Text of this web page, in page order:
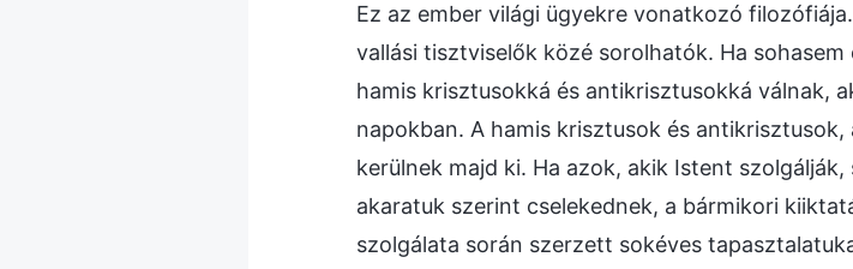
Ez az ember világi ügyekre vonatkozó
vallási tisztviselők közé sorolhatók. Ha
hamis krisztusokká és antikrisztusokká válnak,
napokban. A hamis krisztusok és
kerülnek majd ki. Ha azok, akik Istent
akaratuk szerint cselekednek, a bármikori
szolgálata során szerzett sokéves